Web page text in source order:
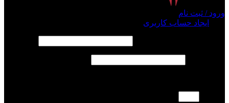
ورود / ثبت نام
ایجاد حساب کاربری